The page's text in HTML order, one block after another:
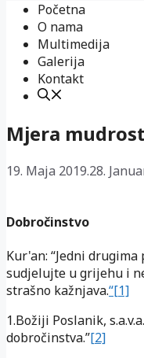
sadržaj
Početna
O nama
Multimedija
Galerija
Kontakt
Mjera
19. Maja 2019.28.
Dobročinstvo
Kur'an: “Jedni
sudjelujte u grijehu i
strašno kažnjava.“[1]
1.Božiji Poslanik,
dobročinstva.”[2]